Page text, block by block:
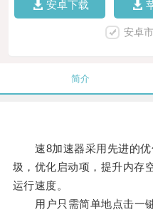
安卓下载
安卓
简介
速8加速器采用先进的优
圾，优化启动项，提升内存
运行速度。
用户只需简单地点击一键